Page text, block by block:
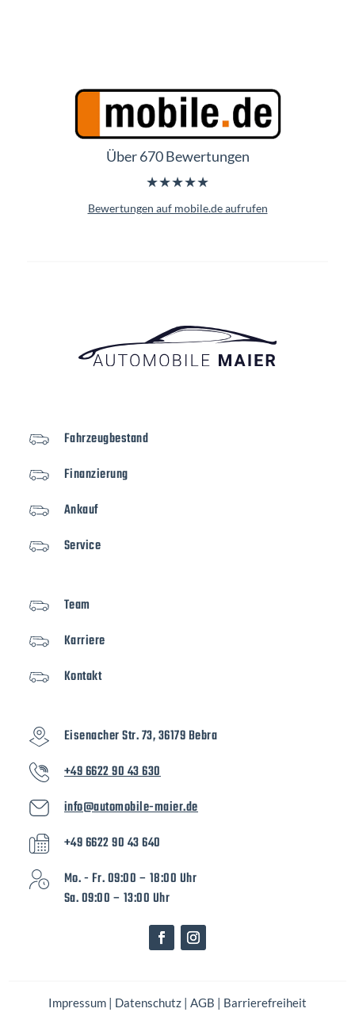
Über 670 Bewertungen
★★★★★
Bewertungen auf mobile.de aufrufen
Fahrzeugbestand
Finanzierung
Ankauf
Service
Team
Karriere
Kontakt
Eisenacher Str. 73, 36179 Bebra
+49 6622 90 43 630
info@automobile-maier.de
+49 6622 90 43 640
Mo. - Fr. 09:00 – 18:00 Uhr
Sa. 09:00 – 13:00 Uhr
Impressum | Datenschutz | AGB | Barrierefreiheit